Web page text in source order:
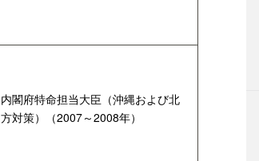
内閣府特命担当大臣（沖縄および北
方対策）（2007～2008年）